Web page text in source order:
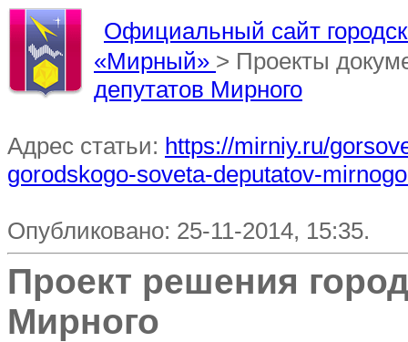
Официальный сайт
«Мирный» > Проекты
депутатов Мирного
Адрес статьи: https://mirniy.ru/
gorodskogo-soveta-deputatov-
Опубликовано: 25-11-2014, 15:35.
Проект решения
Мирного